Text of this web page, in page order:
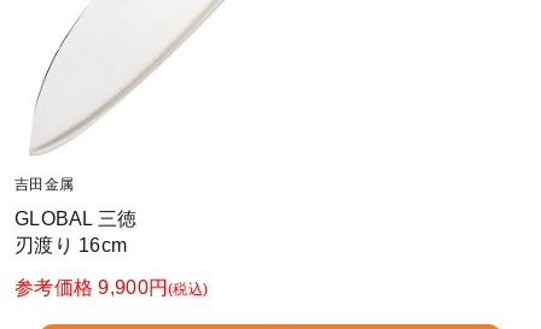
吉田金属
GLOBAL 三徳
刃渡り 16cm
参考価格 9,900円(税込)